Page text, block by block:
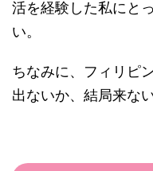
活を経験した私にと
い。
ちなみに、フィリピ
出ないか、結局来な